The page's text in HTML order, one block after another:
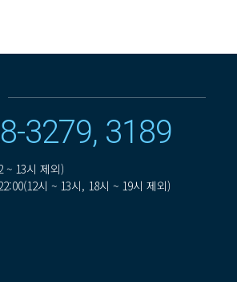
3279, 3189
~ 13시 제외)
시 ~ 13시, 18시 ~ 19시 제외)